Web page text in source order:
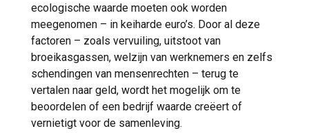
ecologische waarde moeten ook worden
meegenomen – in keiharde euro’s. Door al deze
factoren – zoals vervuiling, uitstoot van
broeikasgassen, welzijn van werknemers en zelfs
schendingen van mensenrechten – terug te
vertalen naar geld, wordt het mogelijk om te
beoordelen of een bedrijf waarde creëert of
vernietigt voor de samenleving.